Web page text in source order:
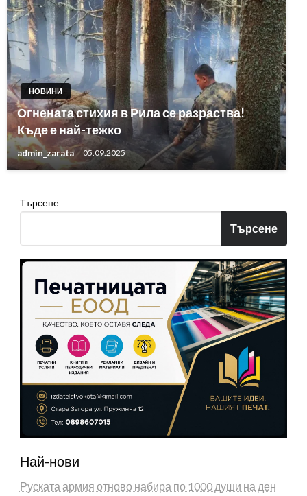
НОВИНИ
Огнената стихия в Рила се разраства!
Къде е най-тежко
admin_zarata 05.09.2025
Търсене
Търсене
Най-нови
Руската армия отново набира по 1000 души на ден